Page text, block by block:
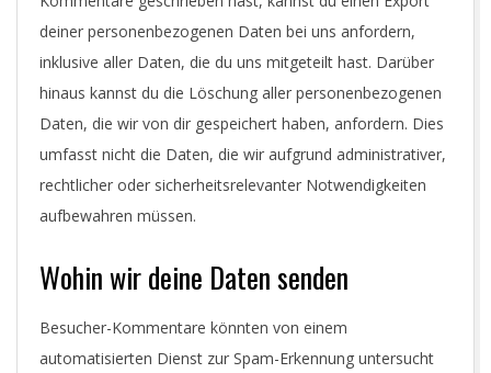
deiner personenbezogenen Daten bei uns anfordern,
inklusive aller Daten, die du uns mitgeteilt hast. Darüber
hinaus kannst du die Löschung aller personenbezogenen
Daten, die wir von dir gespeichert haben, anfordern. Dies
umfasst nicht die Daten, die wir aufgrund administrativer,
rechtlicher oder sicherheitsrelevanter Notwendigkeiten
aufbewahren müssen.
Wohin wir deine Daten senden
Besucher-Kommentare könnten von einem
automatisierten Dienst zur Spam-Erkennung untersucht